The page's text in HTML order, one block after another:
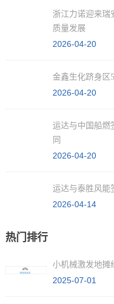
浙江力诺迎来瑞
质量发展
2026-04-20
金鑫生化跻身区
2026-04-20
运达与中国船燃
同
2026-04-20
运达与泰胜风能
2026-04-14
热门排行
小机械激发地摊
2025-07-01